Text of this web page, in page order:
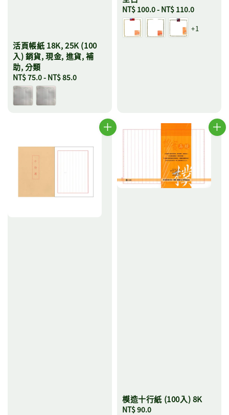
活頁帳紙 18K, 25K (100
入) 銷貨, 現金, 進貨, 補
助, 分類
Regular
price
NT$ 75.0- NT$ 85.0
Regular
price
NT$ 100.0- NT$ 110.0
+1
模造十行紙 (100入) 8K
Regular
NT$ 90.0